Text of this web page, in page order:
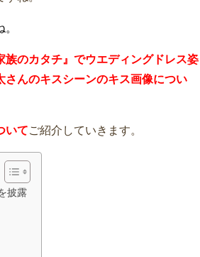
族のカタチ』でウエディングドレス姿
さんのキスシーンのキス画像につい
いてご紹介していきます。
披露